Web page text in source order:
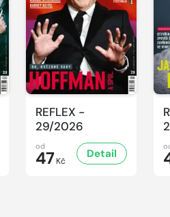
REFLEX -
29/2026
od
47 Kč
Detail